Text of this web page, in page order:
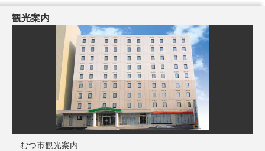
観光案内
むつ市観光案内